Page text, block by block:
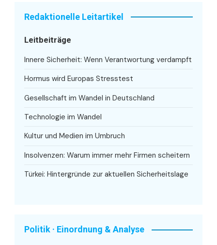
Redaktionelle Leitartikel
Leitbeiträge
Innere Sicherheit: Wenn Verantwortung verdampft
Hormus wird Europas Stresstest
Gesellschaft im Wandel in Deutschland
Technologie im Wandel
Kultur und Medien im Umbruch
Insolvenzen: Warum immer mehr Firmen scheitern
Türkei: Hintergründe zur aktuellen Sicherheitslage
Politik · Einordnung & Analyse